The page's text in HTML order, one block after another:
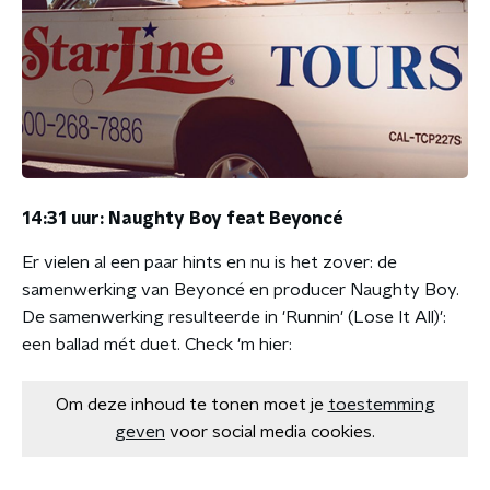
14:31 uur: Naughty Boy feat Beyoncé
Er vielen al een paar hints en nu is het zover: de
samenwerking van Beyoncé en producer Naughty Boy.
De samenwerking resulteerde in 'Runnin' (Lose It All)':
een ballad mét duet. Check 'm hier:
Om deze inhoud te tonen moet je toestemming
geven voor social media cookies.